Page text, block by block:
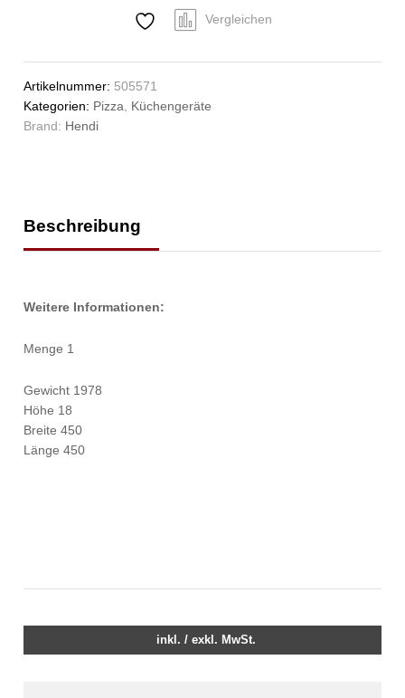
Vergleichen
Artikelnummer: 505571
Kategorien: Pizza, Küchengeräte
Brand: Hendi
Beschreibung
Weitere Informationen:
Menge 1
Gewicht 1978
Höhe 18
Breite 450
Länge 450
inkl. / exkl. MwSt.